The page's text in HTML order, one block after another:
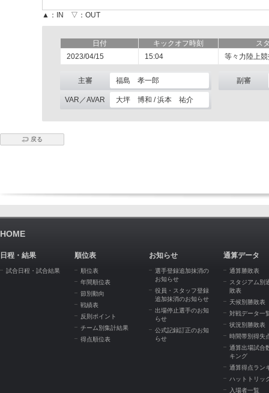
▲：IN ▽：OUT
日付 キックオフ時刻
ス
2023/04/15
15:04 等々力陸上
主審 福島 孝一郎 副審
VAR／AVAR 大坪 博和 / 浜本 祐介
戻る
HOME
日程・結果
試合日程・試合結果
順位表
順位表
年間順位表
節別動向
戦績表
反則ポイント
チーム別集計結果
得点順位表
お知らせ
選手登録追加抹消の
お知らせ
役員・スタッフ登録
追加抹消のお知らせ
出場停止選手のお知
らせ
公式記録訂正のお知
らせ
通算データ
通算勝敗表
スタジアム別
敗表
天候別勝敗表
対戦データ一
状況別勝敗表
時間帯別得失
通算出場試合
キング
通算得点ラン
ハットトリッ
入場者一覧